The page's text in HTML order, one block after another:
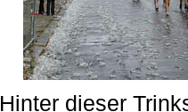
Hinter dieser